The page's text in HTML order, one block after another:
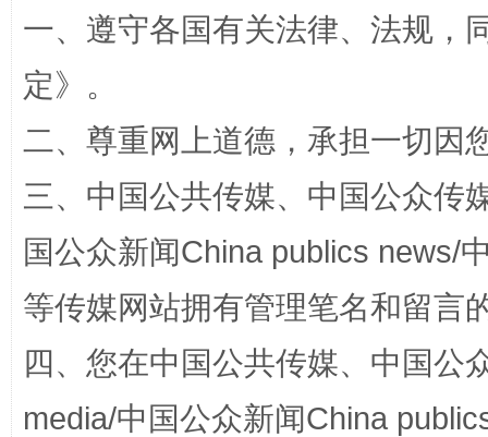
一、遵守各国有关法律、法规，
定》。
二、尊重网上道德，承担一切因
三、中国公共传媒、中国公众传
国公众新闻China publics news/
等传媒网站拥有管理笔名和留言
四、您在中国公共传媒、中国公
media/中国公众新闻China